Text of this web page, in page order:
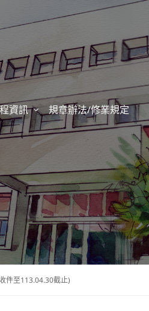
資訊 規章辦法/修業規定
件至113.04.30截止)